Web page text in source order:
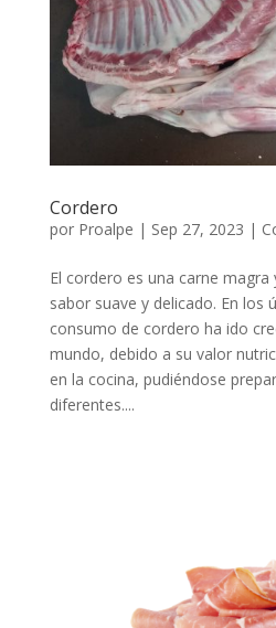
Cordero
por Proalpe | Sep 27, 2023 |
El cordero es una carne magra
sabor suave y delicado. En los
consumo de cordero ha ido
mundo, debido a su valor
en la cocina, pudiéndose
diferentes....